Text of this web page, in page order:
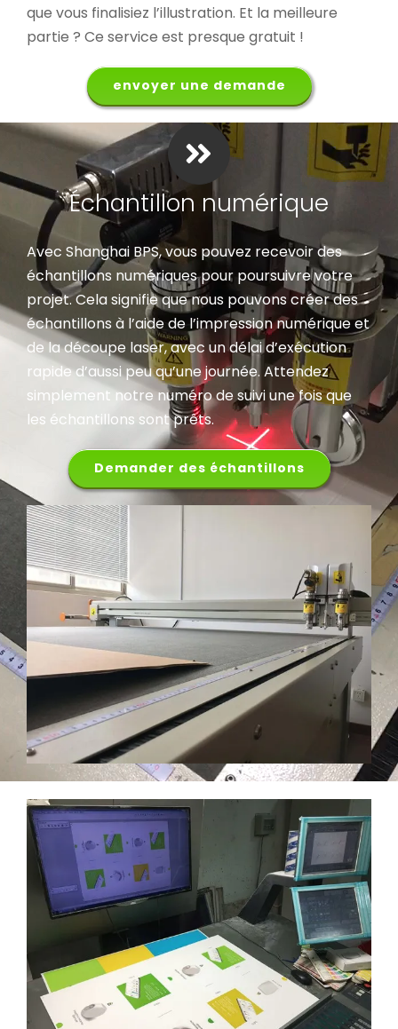
que vous finalisiez l’illustration. Et la meilleure
partie ? Ce service est presque gratuit !
envoyer une demande
Échantillon numérique
Avec Shanghai BPS, vous pouvez recevoir des
échantillons numériques pour poursuivre votre
projet. Cela signifie que nous pouvons créer des
échantillons à l’aide de l’impression numérique et
de la découpe laser, avec un délai d’exécution
rapide d’aussi peu qu’une journée. Attendez
simplement notre numéro de suivi une fois que
les échantillons sont prêts.
Demander des échantillons